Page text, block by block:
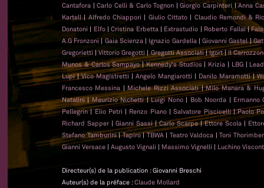
Cantafora |Carlo Celli & Carlo Tognon |Giorgio Carpinteri |Anna
Kartell|Alfredo Chiappori | Giulio Cittato| Claudio Remondi &
Donatoni | Elfo|Cristina Erbetta | Extrastudio | Roberto Fallai|
A.G Fronzoni|Gaia Scienza | Ignazio Gardella |Giovanni Gastel|
Gregorietti |Vittorio Gregotti |Gregotti Associati|Igort|Il
Munos & Carlos Sampayo|Kennedy's Studios| Krizia | LBG|
Lupi|Vico Magistretti | Angelo Mangiarotti | Danilo Maramotti|
Francesco Messina | Michele Rizzi Associati|Milo Manara &
Natalini|Maurizio Nichetti|Luigi Nono| Bob Noorda | Ermanno
Pellegrin|Elio Petri | Renzo Piano|Salvatore Piscicelli|Paolo
Richard Sapper| Gianni Sassi|Carlo Scarpa|Ettore Scola |
Stefano Tamburini|Tapiro|TBWA| Teatro Valdoca | Toni
Gianni Versace | Augusto Vignali | Massimo Vignelli | Luchino
Directeur(s) de la publication : Giovanni Breschi
Auteur(s) de la préface :Claude Mollard